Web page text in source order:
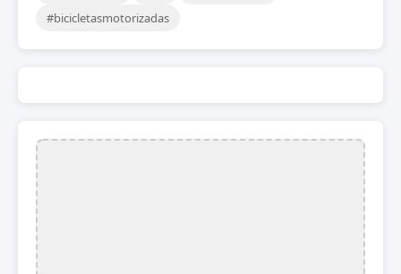
#bicicletasmotorizadas